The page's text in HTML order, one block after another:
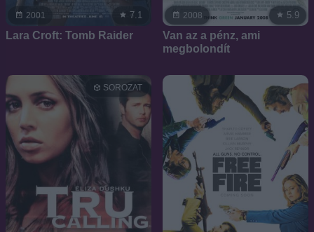
2001 7.1
Lara Croft: Tomb Raider
2008 5.9
Van az a pénz, ami
megbolondít
SOROZAT